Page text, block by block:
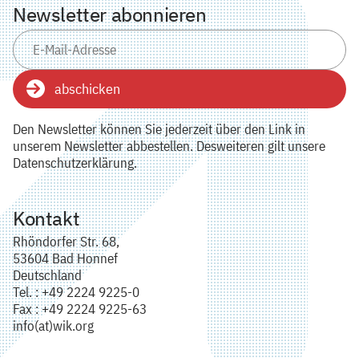
Newsletter abonnieren
abschicken
Den Newsletter können Sie jederzeit über den Link in
unserem Newsletter abbestellen. Desweiteren gilt unsere
Datenschutzerklärung.
Kontakt
Rhöndorfer Str. 68,
53604 Bad Honnef
Deutschland
Tel. : +49 2224 9225-0
Fax : +49 2224 9225-63
info(at)wik.org